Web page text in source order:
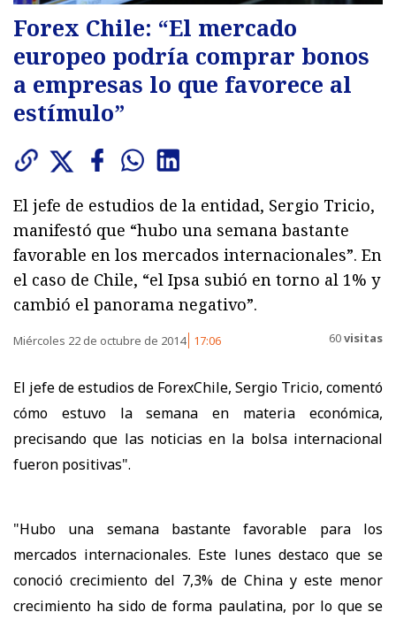
Forex Chile: “El mercado
europeo podría comprar bonos
a empresas lo que favorece al
estímulo”
El jefe de estudios de la entidad, Sergio Tricio,
manifestó que “hubo una semana bastante
favorable en los mercados internacionales”. En
el caso de Chile, “el Ipsa subió en torno al 1% y
cambió el panorama negativo”.
Miércoles 22 de octubre de 2014 17:06 60visitas
El jefe de estudios de ForexChile, Sergio Tricio, comentó
cómo estuvo la semana en materia económica,
precisando que las noticias en la bolsa internacional
fueron positivas".
"Hubo una semana bastante favorable para los
mercados internacionales. Este lunes destaco que se
conoció crecimiento del 7,3% de China y este menor
crecimiento ha sido de forma paulatina, por lo que se